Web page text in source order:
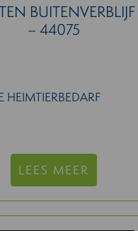
BUITENVERBLIJF
– 44075
HEIMTIERBEDARF
LEES MEER